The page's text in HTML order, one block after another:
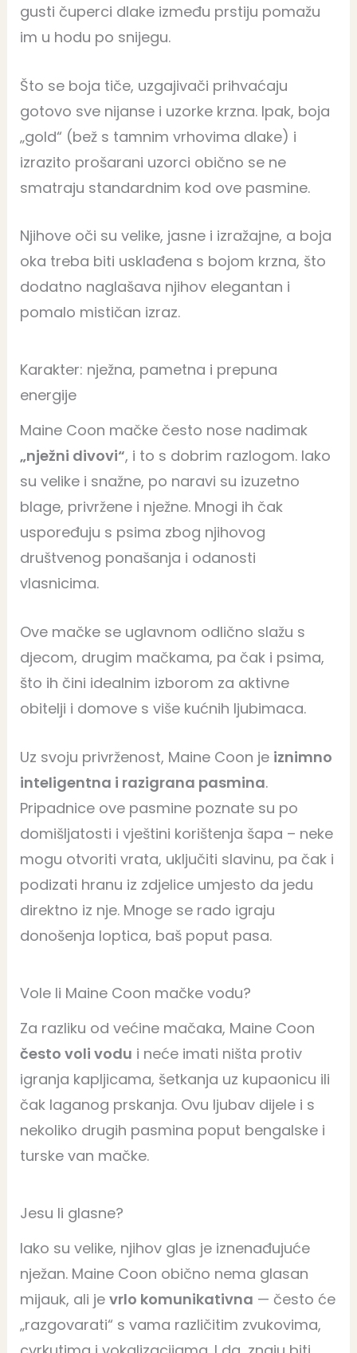
gusti čuperci dlake između prstiju pomažu
im u hodu po snijegu.
Što se boja tiče, uzgajivači prihvaćaju
gotovo sve nijanse i uzorke krzna. Ipak, boja
„gold“ (bež s tamnim vrhovima dlake) i
izrazito prošarani uzorci obično se ne
smatraju standardnim kod ove pasmine.
Njihove oči su velike, jasne i izražajne, a boja
oka treba biti usklađena s bojom krzna, što
dodatno naglašava njihov elegantan i
pomalo mističan izraz.
Karakter: nježna, pametna i prepuna
energije
Maine Coon mačke često nose nadimak
„nježni divovi“, i to s dobrim razlogom. Iako
su velike i snažne, po naravi su izuzetno
blage, privržene i nježne. Mnogi ih čak
uspoređuju s psima zbog njihovog
društvenog ponašanja i odanosti
vlasnicima.
Ove mačke se uglavnom odlično slažu s
djecom, drugim mačkama, pa čak i psima,
što ih čini idealnim izborom za aktivne
obitelji i domove s više kućnih ljubimaca.
Uz svoju privrženost, Maine Coon je iznimno
inteligentna i razigrana pasmina.
Pripadnice ove pasmine poznate su po
domišljatosti i vještini korištenja šapa – neke
mogu otvoriti vrata, uključiti slavinu, pa čak i
podizati hranu iz zdjelice umjesto da jedu
direktno iz nje. Mnoge se rado igraju
donošenja loptica, baš poput pasa.
Vole li Maine Coon mačke vodu?
Za razliku od većine mačaka, Maine Coon
često voli vodu i neće imati ništa protiv
igranja kapljicama, šetkanja uz kupaonicu ili
čak laganog prskanja. Ovu ljubav dijele i s
nekoliko drugih pasmina poput bengalske i
turske van mačke.
Jesu li glasne?
Iako su velike, njihov glas je iznenađujuće
nježan. Maine Coon obično nema glasan
mijauk, ali je vrlo komunikativna — često će
„razgovarati“ s vama različitim zvukovima,